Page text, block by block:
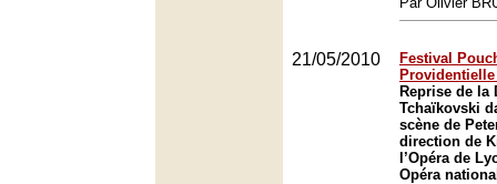
21/05/2010
Festival
Reprise de la
Tchaïkovski
scène de
direction de
l’Opéra de
Opéra